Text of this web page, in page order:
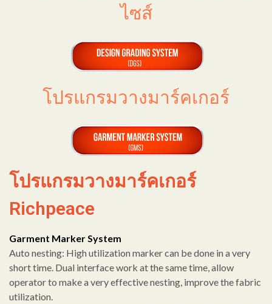
ไซส์
โปรแกรมวางมาร์คเกอร์
โปรแกรมวางมาร์คเกอร์
Richpeace
Garment Marker System
Auto nesting: High utilization marker can be done in a very
short time. Dual interface work at the same time, allow
operator to make a very effective nesting, improve the fabric
utilization.